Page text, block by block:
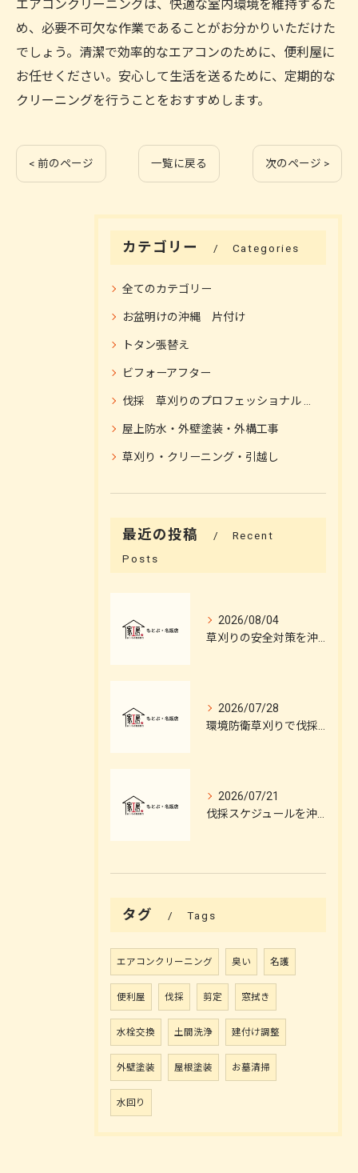
エアコンクリーニングは、快適な室内環境を維持するた
め、必要不可欠な作業であることがお分かりいただけた
でしょう。清潔で効率的なエアコンのために、便利屋に
お任せください。安心して生活を送るために、定期的な
クリーニングを行うことをおすすめします。
< 前のページ 一覧に戻る 次のページ >
カテゴリー Categories
全てのカテゴリー
お盆明けの沖縄 片付け
トタン張替え
ビフォーアフター
伐採 草刈りのプロフェッショナル 伐採施工
屋上防水・外壁塗装・外構工事
草刈り・クリーニング・引越し
最近の投稿
Recent
Posts
2026/08/04
2026/07/28
2026/07/21
タグ Tags
エアコンクリーニング 臭い 名護
便利屋 伐採 剪定 窓拭き
水栓交換 土間洗浄 建付け調整
外壁塗装 屋根塗装 お墓清掃
水回り